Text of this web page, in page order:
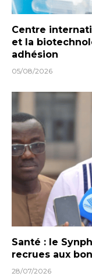
Centre
et la
adhésion
05/08/2026
Santé : le
recrues aux
28/07/2026